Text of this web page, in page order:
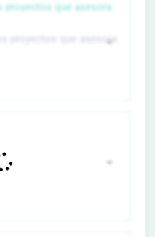
proyectos que asesora